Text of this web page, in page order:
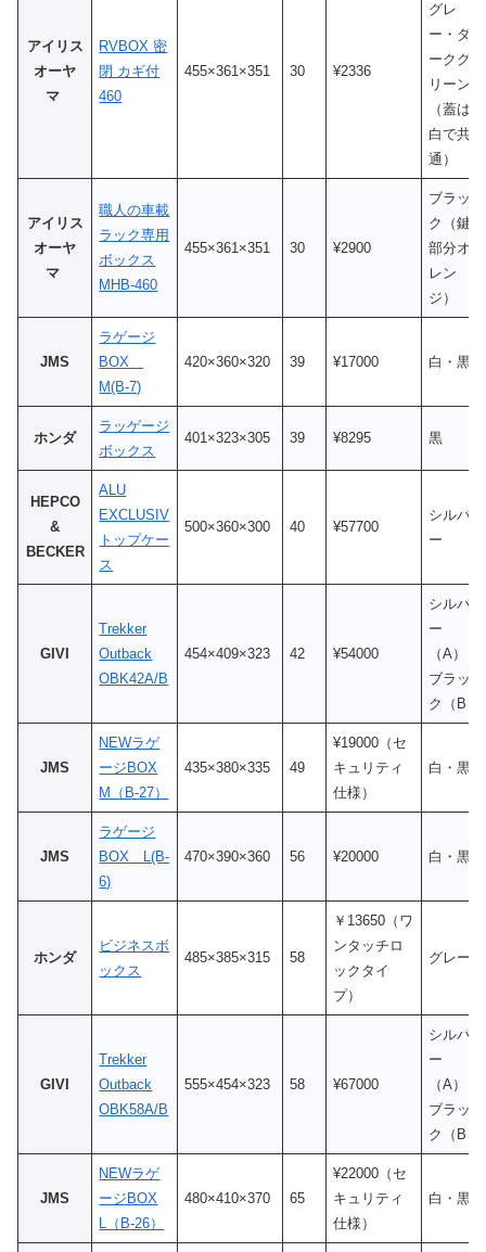
アイリス
オーヤ
マ
RVBOX 密
閉 カギ付
460
455×361×351 30 ¥2336
グレ
ー・ダ
ークグ
リーン
（蓋は
白で共
通）
アイリス
オーヤ
マ
職人の車載
ラック専用
ボックス
MHB-460
455×361×351 30 ¥2900
ブラッ
ク（鍵
部分オ
レン
ジ）
JMS
ラゲージ
BOX
M(B-7)
420×360×320 39 ¥17000 白・黒
ホンダ
ラッゲージ
ボックス
401×323×305 39 ¥8295 黒
HEPCO
&
BECKER
ALU
EXCLUSIV
トップケー
ス
500×360×300 40 ¥57700
シルバ
ー
GIVI
Trekker
Outback
OBK42A/B
454×409×323 42 ¥54000
シルバ
ー
（A）・
ブラッ
ク（B）
JMS
NEWラゲ
ージBOX
M（B-27）
435×380×335 49
¥19000（セ
キュリティ
仕様）
白・黒
JMS
ラゲージ
BOX L(B-
6)
470×390×360 56 ¥20000 白・黒
ホンダ
ビジネスボ
ックス
485×385×315 58
￥13650（ワ
ンタッチロ
ックタイ
プ）
グレー
GIVI
Trekker
Outback
OBK58A/B
555×454×323 58 ¥67000
シルバ
ー
（A）・
ブラッ
ク（B）
JMS
NEWラゲ
ージBOX
L（B-26）
480×410×370 65
¥22000（セ
キュリティ
仕様）
白・黒